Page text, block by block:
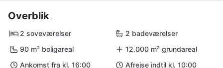
Overblik
2 soveværelser
2 badeværelser
90 m² boligareal
12.000 m² grundareal
Ankomst fra kl. 16:00
Afrejse indtil kl. 10:00